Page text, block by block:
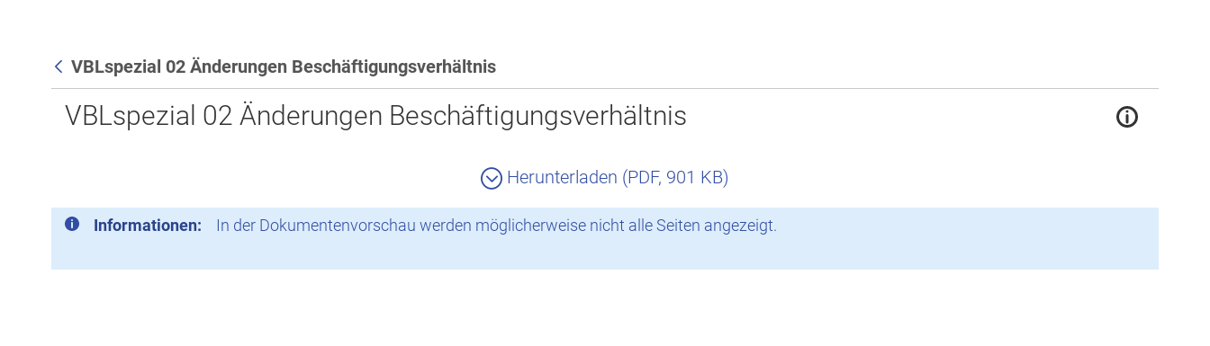
Zurück
VBLspezial 02 Änderungen Beschäftigungsverhältnis
VBLspezial 02 Änderungen Beschäftigungsverhältnis
Herunterladen (PDF, 901 KB)
Informationen: In der Dokumentenvorschau werden möglicherweise nicht alle Seiten angezeigt.